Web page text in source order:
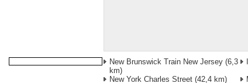
New Brunswick Train New Jersey (6,3
km)
New York Charles Street (42,4 km)